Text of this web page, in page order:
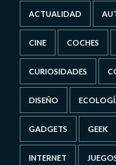
ACTUALIDAD
CINE COCHES
CURIOSIDADES
DISEÑO
GADGETS GEEK
INTERNET